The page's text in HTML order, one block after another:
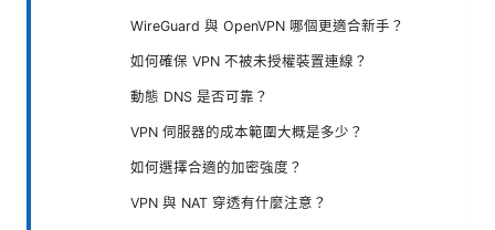
WireGuard 與 OpenVPN 哪個更適合新手？
如何確保 VPN 不被未授權裝置連線？
動態 DNS 是否可靠？
VPN 伺服器的成本範圍大概是多少？
如何選擇合適的加密強度？
VPN 與 NAT 穿透有什麼注意？